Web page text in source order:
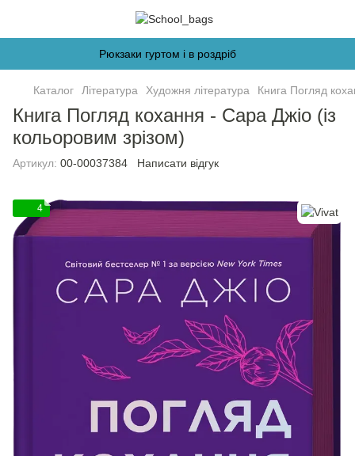
Рюкзаки гуртом і в роздріб
Каталог Література Художня література Книга Погляд
Книга Погляд кохання - Сара Джіо (із
кольоровим зрізом)
Артикул: 00-00037384 Написати відгук
4